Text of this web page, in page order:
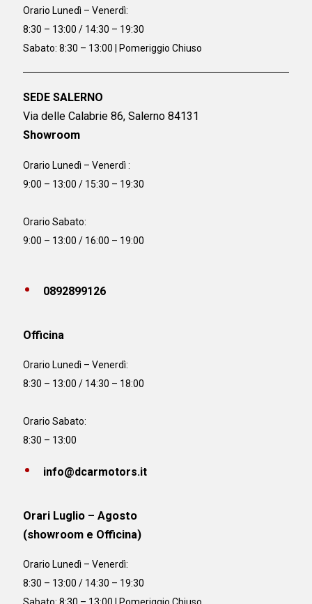
Orario Lunedì – Venerdì:
8:30 – 13:00 / 14:30 – 19:30
Sabato: 8:30 – 13:00 | Pomeriggio Chiuso
SEDE SALERNO
Via delle Calabrie 86, Salerno 84131
Showroom
Orario Lunedì – Venerdì :
9:00 – 13:00 / 15:30 – 19:30
Orario Sabato:
9:00 – 13:00 / 16:00 – 19:00
0892899126
Officina
Orario Lunedì – Venerdì:
8:30 – 13:00 / 14:30 – 18:00
Orario Sabato:
8:30 – 13:00
info@dcarmotors.it
Orari Luglio – Agosto
(showroom e Officina)
Orario Lunedì – Venerdì:
8:30 – 13:00 / 14:30 – 19:30